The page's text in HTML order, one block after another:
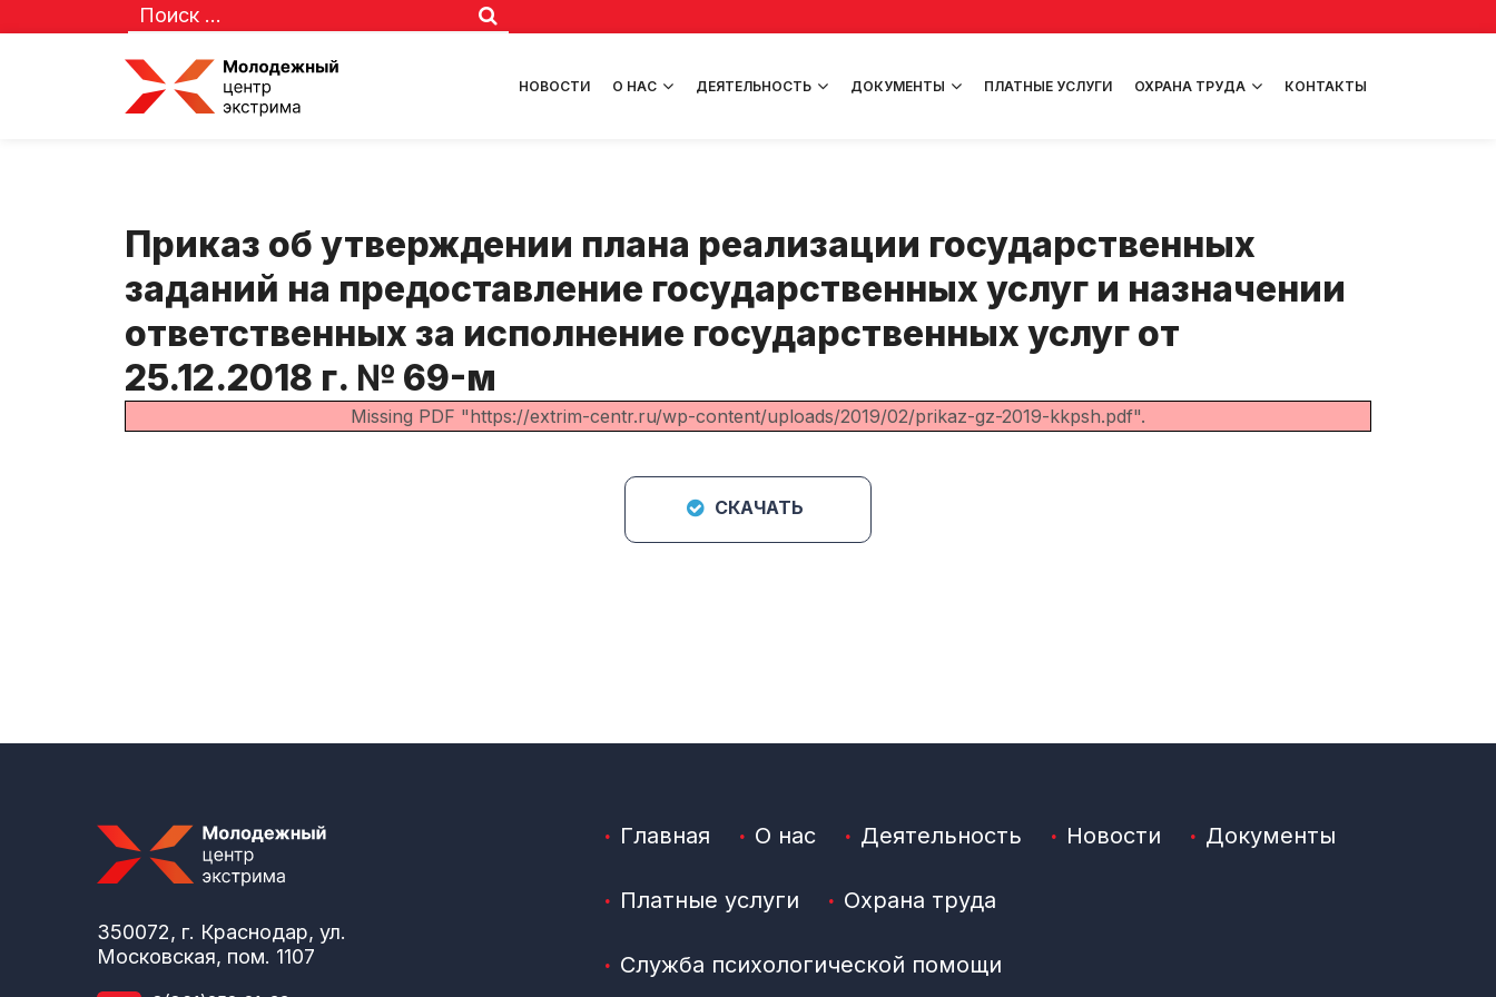
НОВОСТИ О НАС ДЕЯТЕЛЬНОСТЬ ДОКУМЕНТЫ ПЛАТНЫЕ УСЛУГИ ОХРАНА ТРУДА КОНТАКТЫ
Приказ об утверждении плана реализации государственных
заданий на предоставление государственных услуг и назначении
ответственных за исполнение государственных услуг от
25.12.2018 г. № 69-м
Missing PDF "https://extrim-centr.ru/wp-content/uploads/2019/02/prikaz-gz-2019-kkpsh.pdf".
СКАЧАТЬ
350072, г. Краснодар, ул.
Московская, пом. 1107
Главная О нас Деятельность Новости Документы
Платные услуги Охрана труда
Служба психологической помощи